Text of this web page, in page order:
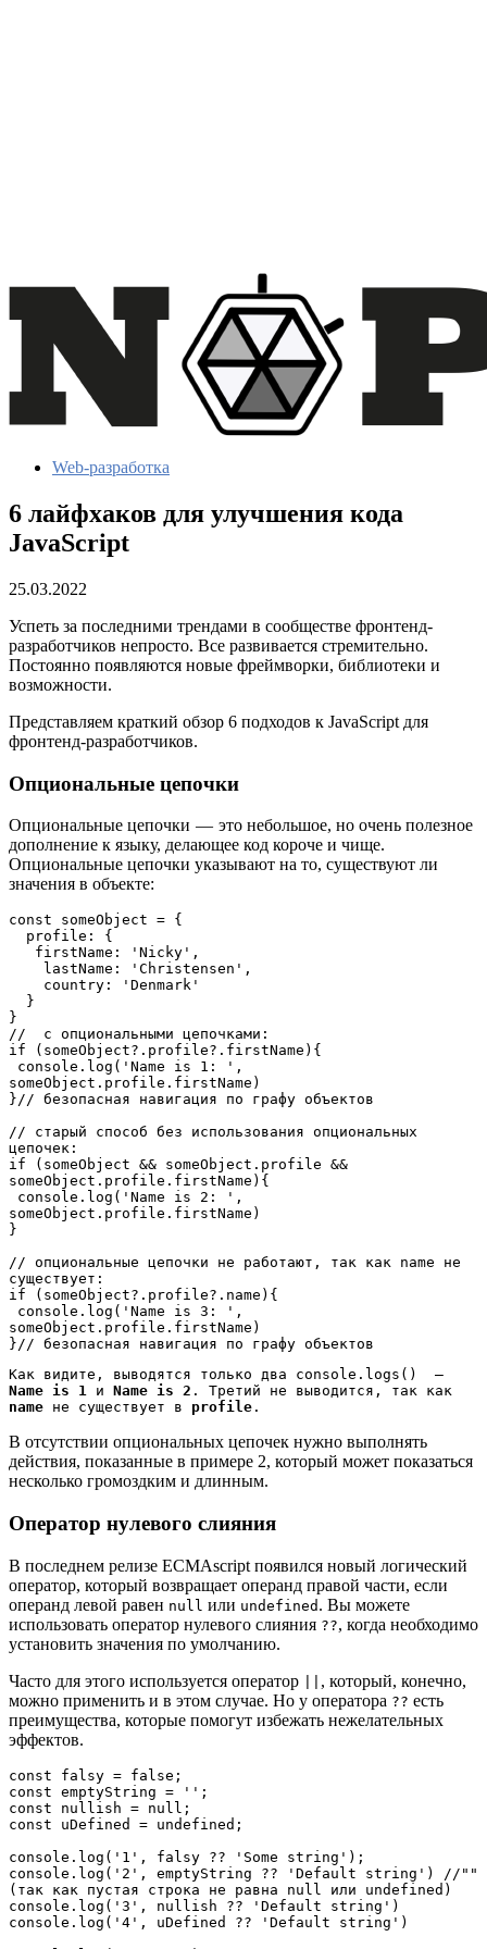
Web-разработка
6 лайфхаков для улучшения кода
JavaScript
25.03.2022
Успеть за последними трендами в сообществе фронтенд-
разработчиков непросто. Все развивается стремительно.
Постоянно появляются новые фреймворки, библиотеки и
возможности.
Представляем краткий обзор 6 подходов к JavaScript для
фронтенд-разработчиков.
Опциональные цепочки
Опциональные цепочки — это небольшое, но очень полезное
дополнение к языку, делающее код короче и чище.
Опциональные цепочки указывают на то, существуют ли
значения в объекте:
const someObject = {
}
//  с опциональными цепочками:
if (someObject?.profile?.firstName){
someObject.profile.firstName)
}// безопасная навигация по графу объектов
// старый способ без использования опциональных
цепочек:
if (someObject && someObject.profile &&
someObject.profile.firstName){
someObject.profile.firstName)
}
// опциональные цепочки не работают, так как name не
существует:
if (someObject?.profile?.name){
someObject.profile.firstName)
}// безопасная навигация по графу объектов
Как видите, выводятся только два console.logs()
Name is 1 и Name is 2
name не существует в profile .
В отсутствии опциональных цепочек нужно выполнять
действия, показанные в примере 2, который может показаться
несколько громоздким и длинным.
Оператор нулевого слияния
В последнем релизе ECMAscript появился новый логический
оператор, который возвращает операнд правой части, если
операнд левой равен null или undefined . Вы можете
использовать оператор нулевого слияния ??, когда необходимо
установить значения по умолчанию.
Часто для этого используется оператор
, который, конечно,
можно применить и в этом случае. Но у оператора ?? есть
преимущества, которые помогут избежать нежелательных
эффектов.
const falsy = false;
const emptyString = '';
const nullish = null;
const uDefined = undefined;
console.log('1', falsy ?? 'Some string');
console.log('2', emptyString ?? 'Default string') //""
(так как пустая строка не равна null или undefined)
console.log('3', nullish ?? 'Default string')
console.log('4', uDefined ?? 'Default string')